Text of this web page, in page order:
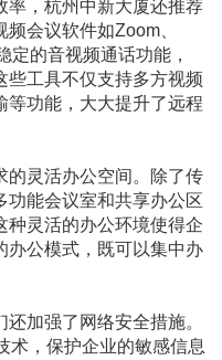
率，杭州中新大厦还推荐
会议软件如Zoom、
定的音视频通话功能，
些工具不仅支持多方视频
等功能，大大提升了远程
的灵活办公空间。除了传
功能会议室和共享办公区
种灵活的办公环境使得企
办公模式，既可以集中办
加强了网络安全措施。
术，保护企业的敏感信息